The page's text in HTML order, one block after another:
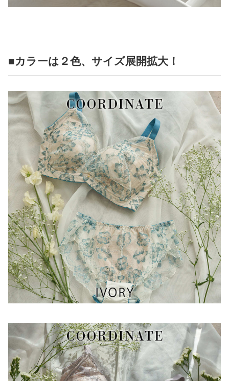
■カラーは２色、サイズ展開拡大！